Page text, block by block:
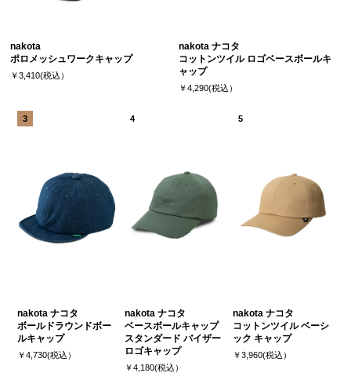
nakota
ポロメッシュワークキャップ
￥3,410(税込）
nakota ナコタ
コットンツイル ロゴベースボールキ
ャップ
￥4,290(税込）
nakota ナコタ
ボールドラウンドボー
ルキャップ
￥4,730(税込）
nakota ナコタ
ベースボールキャップ
スタンダード バイザー
ロゴキャップ
￥4,180(税込）
nakota ナコタ
コットンツイル ベーシ
ック キャップ
￥3,960(税込）